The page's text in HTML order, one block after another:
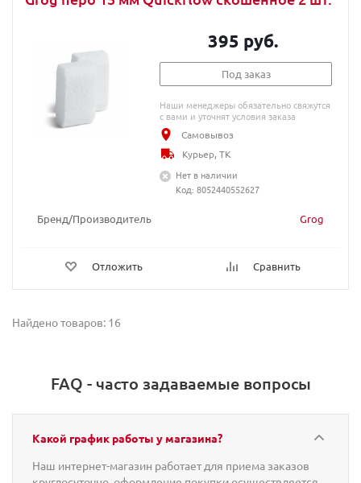
Бренд/Производитель Grog
Отложить Сравнить
395 руб.
Под заказ
Наши менеджеры обязательно свяжутся
с вами и уточнят условия заказа
Самовывоз
Курьер, ТК
Нет в наличии
Код: 8052440552627
Найдено товаров: 16
FAQ - часто задаваемые вопросы
Какой график работы у магазина?
Наш интернет-магазин работает для приема заказов